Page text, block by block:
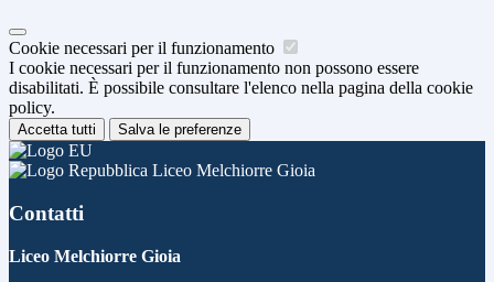
Cookie necessari per il funzionamento
I cookie necessari per il funzionamento non possono essere
disabilitati. È possibile consultare l'elenco nella pagina della cookie
policy.
Accetta tutti Salva le preferenze
Liceo Melchiorre Gioia
Contatti
Liceo Melchiorre Gioia